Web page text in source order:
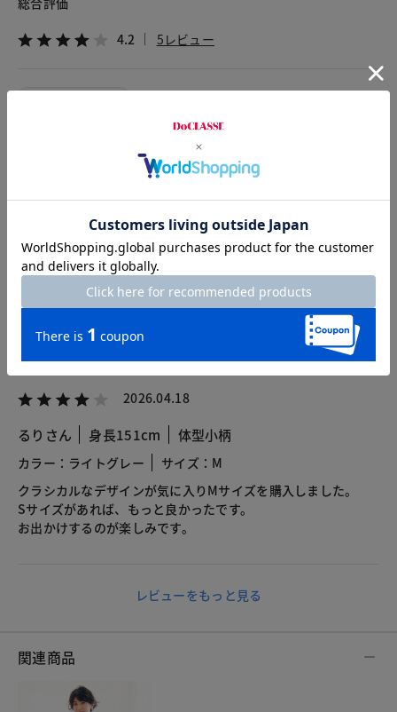
4.2 5レビュー
2026.05.24
カラー：ライトグレー
サイズ：M
ブラックを先に買っていて、きちんと見えるのに洗濯もでき、
しわも付かず、下着の線も気にする必要なく大変気に入ってい
たので、色違いも購入しました。洗濯すると縮むので、最初は
気持ち大きめのサイズのほうがいいかもしれません。
またこの生地のワンピースを作っていただきたいです！
2026.04.18
るりさん 身長151cm 体型小柄
カラー：ライトグレー
サイズ：M
クラシカルなデザインが気に入りMサイズを購入しました。
Sサイズがあれば、もっと良かったです。
お出かけするのが楽しみです。
レビューをもっと見る
関連商品